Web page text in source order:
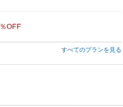
OFF
すべてのプランを見る